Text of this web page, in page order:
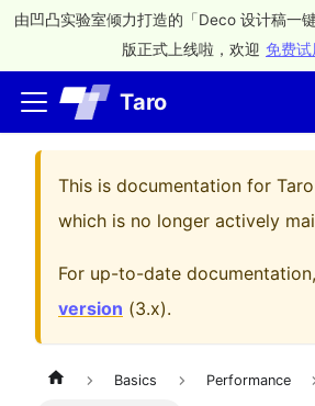
由凹凸实验室倾力打造的「Deco 设计稿一
版正式上线啦，欢迎 免费试
Taro
This is documentation for
which is no longer actively
For up-to-date
version (3.x).
Basics Performance